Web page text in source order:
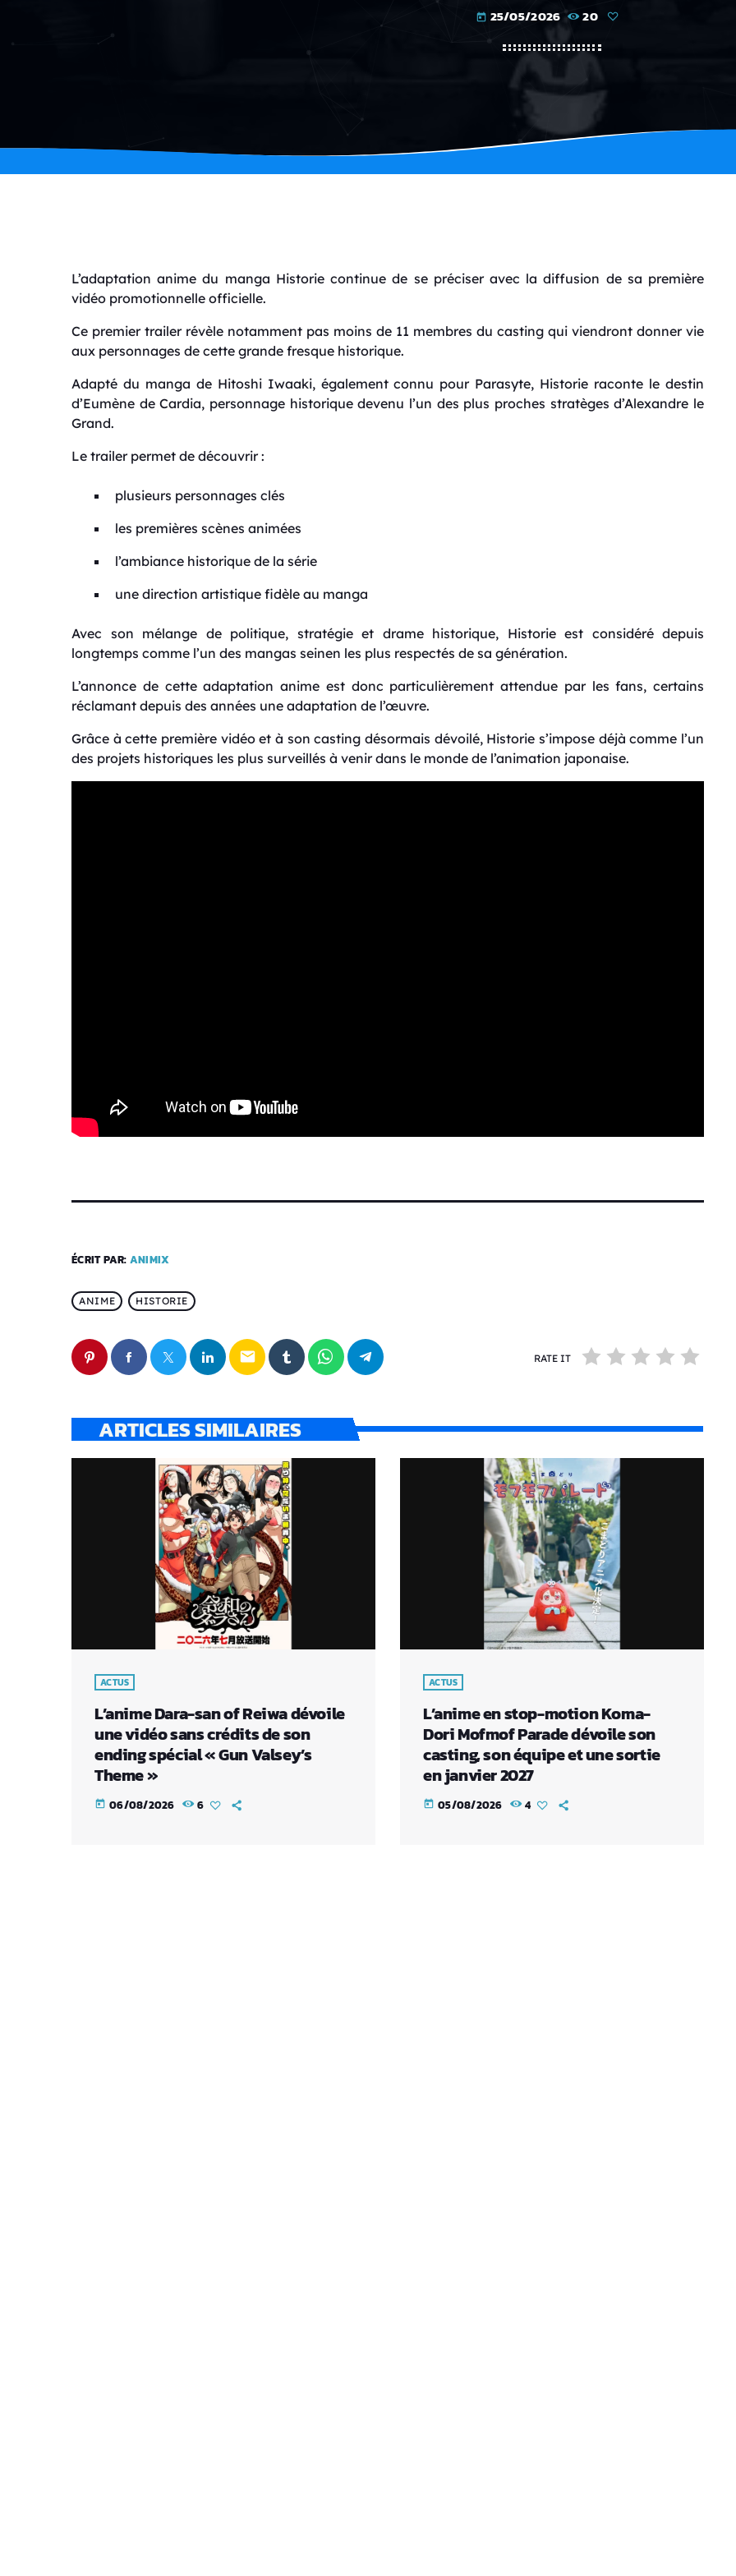
today 25/05/2026 20
L’adaptation anime du manga Historiecontinue de se préciser avec la diffusion de sa première
vidéo promotionnelle officielle.
Ce premier trailer révèle notamment pas moins de 11 membres du casting qui viendront donner vie
aux personnages de cette grande fresque historique.
Adapté du manga de Hitoshi Iwaaki, également connu pour Parasyte, Historie raconte le destin
d’Eumène de Cardia, personnage historique devenu l’un des plus proches stratèges d’Alexandre le
Grand.
Le trailer permet de découvrir :
plusieurs personnages clés
les premières scènes animées
l’ambiance historique de la série
une direction artistique fidèle au manga
Avec son mélange de politique, stratégie et drame historique, Historie est considéré depuis
longtemps comme l’un des mangas seinen les plus respectés de sa génération.
L’annonce de cette adaptation anime est donc particulièrement attendue par les fans, certains
réclamant depuis des années une adaptation de l’œuvre.
Grâce à cette première vidéo et à son casting désormais dévoilé, Historie s’impose déjà comme l’un
des projets historiques les plus surveillés à venir dans le monde de l’animation japonaise.
ÉCRIT PAR: ANIMIX
ANIME HISTORIE
email RATE IT
ARTICLES SIMILAIRES
ACTUS
L’anime Dara-san of Reiwa dévoile
une vidéo sans crédits de son
ending spécial « Gun Valsey’s
Theme »
today 06/08/2026 6
ACTUS
L’anime en stop-motion Koma-
Dori Mofmof Parade dévoile son
casting, son équipe et une sortie
en janvier 2027
today 05/08/2026 4